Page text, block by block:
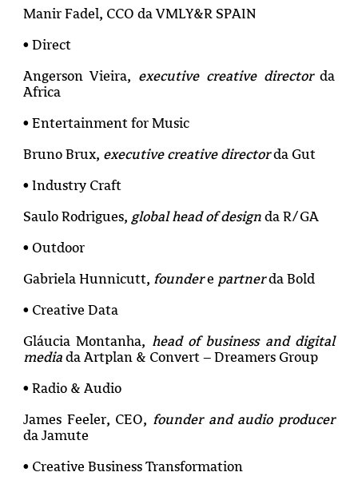
Manir Fadel, CCO da VMLY&R SPAIN
• Direct
Angerson Vieira, executive creative directorda
Africa
• Entertainment for Music
Bruno Brux, executive creative directorda Gut
• Industry Craft
Saulo Rodrigues, global head of designda R/GA
• Outdoor
Gabriela Hunnicutt, foundere partnerda Bold
• Creative Data
Gláucia Montanha, head of business and digital
mediada Artplan & Convert – Dreamers Group
• Radio & Audio
James Feeler, CEO, founder and audio producer
da Jamute
• Creative Business Transformation